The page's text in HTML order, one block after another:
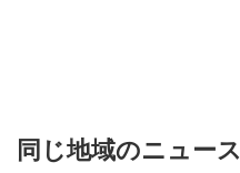
同じ地域のニュース